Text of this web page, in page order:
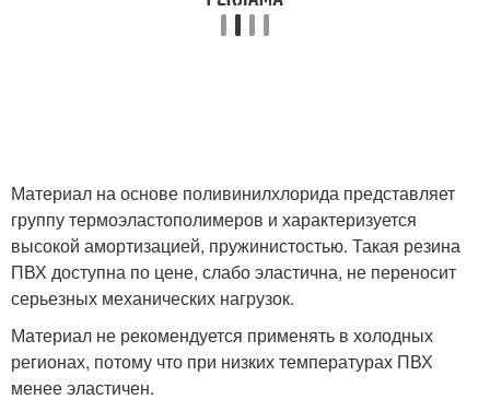
Материал на основе поливинилхлорида представляет
группу термоэластополимеров и характеризуется
высокой амортизацией, пружинистостью. Такая резина
ПВХ доступна по цене, слабо эластична, не переносит
серьезных механических нагрузок.
Материал не рекомендуется применять в холодных
регионах, потому что при низких температурах ПВХ
менее эластичен.